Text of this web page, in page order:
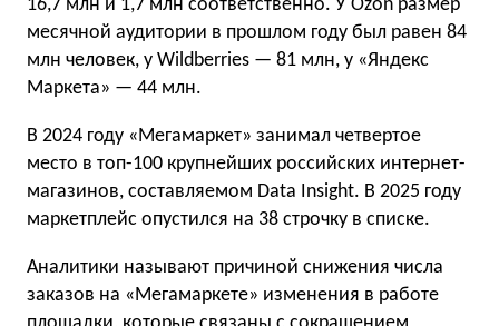
16,7 млн и 1,7 млн соответственно. У Ozon размер
месячной аудитории в прошлом году был равен 84
млн человек, у Wildberries — 81 млн, у «Яндекс
Маркета» — 44 млн.
В 2024 году «Мегамаркет» занимал четвертое
место в топ-100 крупнейших российских интернет-
магазинов, составляемом Data Insight. В 2025 году
маркетплейс опустился на 38 строчку в списке.
Аналитики называют причиной снижения числа
заказов на «Мегамаркете» изменения в работе